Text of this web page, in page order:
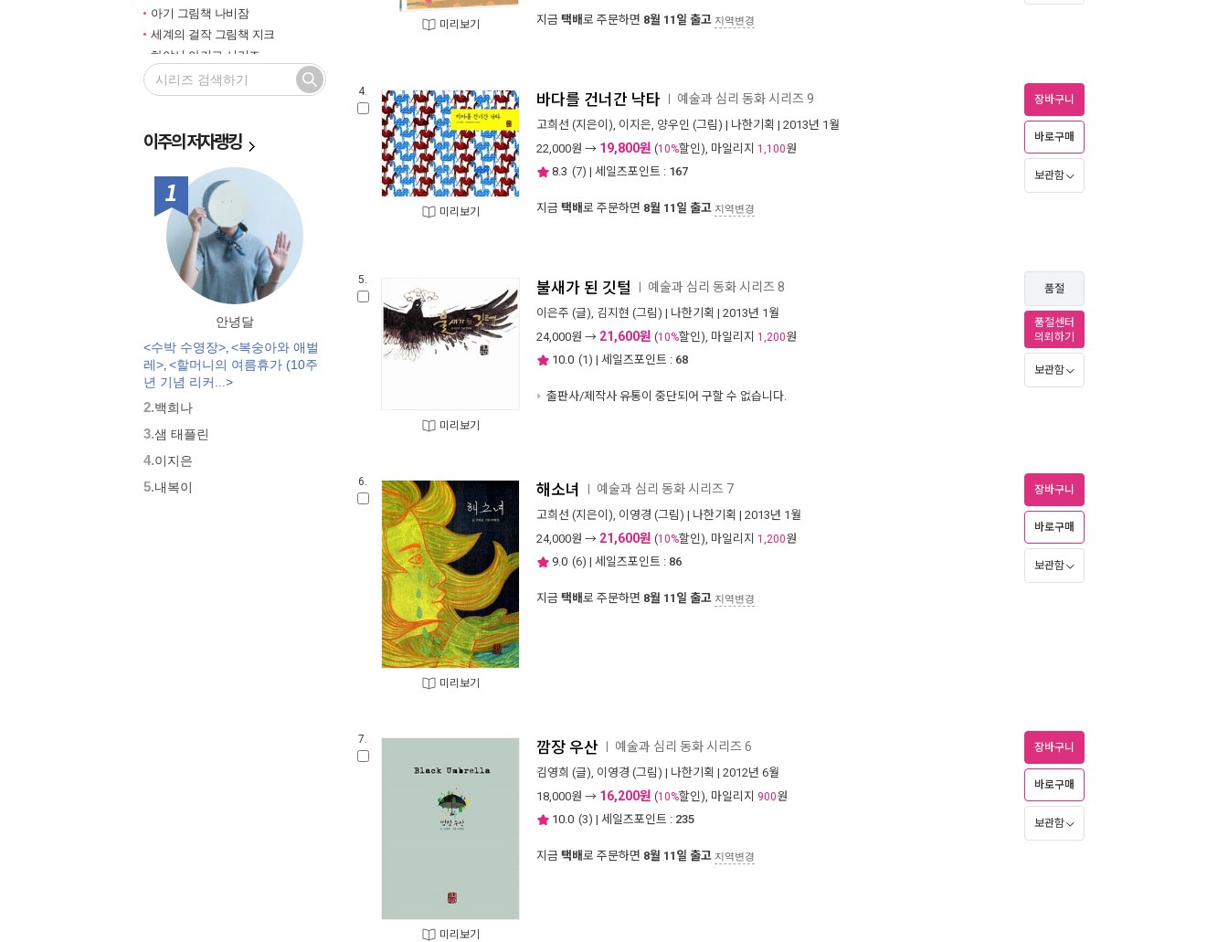
아기 그림책 나비잠
세계의 걸작 그림책 지크
하야시 아키코 시리즈
길벗 기적의 학습법
마루벌의 좋은 그림책
민들레 그림책
비룡소 창작그림책
전통문화 그림책 솔거나라
베틀북 그림책
그림책은 내 친구
미래그림책
비룡소 전래동화
도토리 계절 그림책
옛이야기 그림책 까치호랑이
모두가 친구
벨 이마주
네버랜드 우리 걸작 그림책
비룡소 아기 그림책
세밀화로 그린 보리 아기그림책
붙여도 붙여도 스티커왕
국시꼬랭이 동네
이주의저자랭킹
1위
안녕달
<수박 수영장>, <복숭아와 애벌
레>, <할머니의 여름휴가 (10주
년 기념 리커...>
2.백희나
3.샘 태플린
4.이지은
5.내복이
미리보기 지금 택배로 주문하면 8월 11일 출고 지역변경
4.
미리보기
바다를 건너간 낙타 예술과 심리 동화 시리즈 9
고희선 (지은이), 이지은, 양우인 (그림) | 나한기획 | 2013년 1월
22,000원 → 19,800원 (10%할인), 마일리지 1,100원
8.3 (7) | 세일즈포인트 : 167
지금 택배로 주문하면 8월 11일 출고 지역변경
장바구니
바로구매
보관함
5.
미리보기
불새가 된 깃털 예술과 심리 동화 시리즈 8
이은주 (글), 김지현 (그림) | 나한기획 | 2013년 1월
24,000원 → 21,600원 (10%할인), 마일리지 1,200원
10.0 (1) | 세일즈포인트 : 68
출판사/제작사 유통이 중단되어 구할 수 없습니다.
품절
품절센터
의뢰하기
보관함
6.
미리보기
해소녀 예술과 심리 동화 시리즈 7
고희선 (지은이), 이영경 (그림) | 나한기획 | 2013년 1월
24,000원 → 21,600원 (10%할인), 마일리지 1,200원
9.0 (6) | 세일즈포인트 : 86
지금 택배로 주문하면 8월 11일 출고 지역변경
장바구니
바로구매
보관함
7.
미리보기
깜장 우산 예술과 심리 동화 시리즈 6
김영희 (글), 이영경 (그림) | 나한기획 | 2012년 6월
18,000원 → 16,200원 (10%할인), 마일리지 900원
10.0 (3) | 세일즈포인트 : 235
지금 택배로 주문하면 8월 11일 출고 지역변경
장바구니
바로구매
보관함